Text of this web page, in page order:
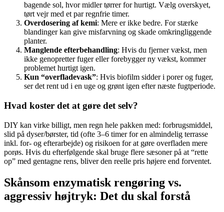
bagende sol, hvor midler tørrer for hurtigt. Vælg overskyet,
tørt vejr med et par regnfrie timer.
Overdosering af kemi: Mere er ikke bedre. For stærke
blandinger kan give misfarvning og skade omkringliggende
planter.
Manglende efterbehandling: Hvis du fjerner vækst, men
ikke genopretter fuger eller forebygger ny vækst, kommer
problemet hurtigt igen.
Kun “overfladevask”: Hvis biofilm sidder i porer og fuger,
ser det rent ud i en uge og grønt igen efter næste fugtperiode.
Hvad koster det at gøre det selv?
DIY kan virke billigt, men regn hele pakken med: forbrugsmiddel,
slid på dyser/børster, tid (ofte 3–6 timer for en almindelig terrasse
inkl. for- og efterarbejde) og risikoen for at gøre overfladen mere
porøs. Hvis du efterfølgende skal bruge flere sæsoner på at “rette
op” med gentagne rens, bliver den reelle pris højere end forventet.
Skånsom enzymatisk rengøring vs.
aggressiv højtryk: Det du skal forstå